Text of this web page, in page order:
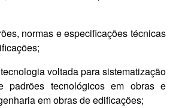
normas e especificações técnicas
voltada para sistematização
padrões tecnológicos em obras e
em obras de edificações;